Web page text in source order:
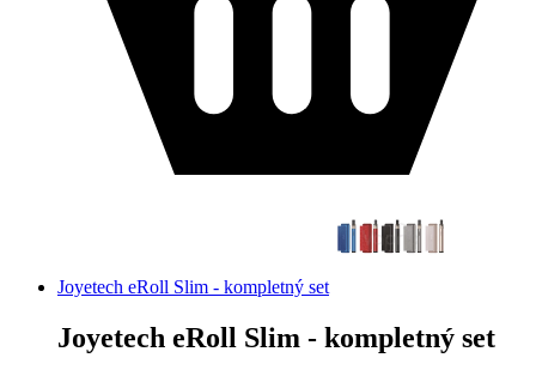
Joyetech eRoll Slim - kompletný set
Joyetech eRoll Slim - kompletný set